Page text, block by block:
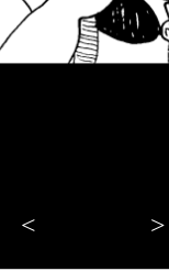
< >